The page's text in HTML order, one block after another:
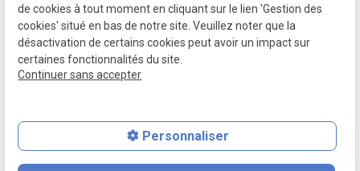
Maître Boutmy, avocat engagée en droit commercial,
bancaire, civil et de la consommation.
de cookies à tout moment en cliquant sur le lien 'Gestion des
cookies' situé en bas de notre site. Veuillez noter que la
désactivation de certains cookies peut avoir un impact sur
certaines fonctionnalités du site.
Continuer sans accepter
Personnaliser